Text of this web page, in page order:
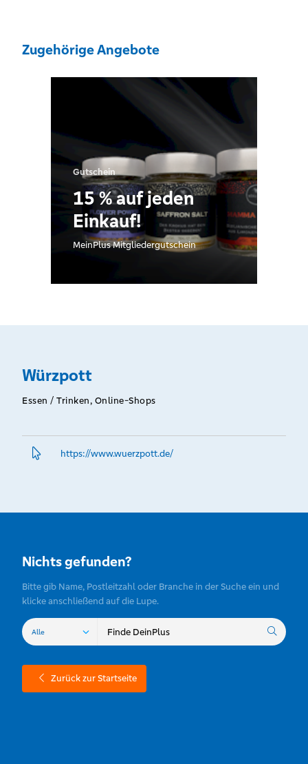
Zugehörige Angebote
Gutschein
15 % auf jeden
Einkauf!
MeinPlus Mitgliedergutschein
Würzpott
Essen / Trinken, Online-Shops
https://www.­wuerzpott.­de/
Nichts gefunden?
Bitte gib Name, Postleitzahl oder Branche in der Suche ein und
klicke anschließend auf die Lupe.
Zurück zur Startseite